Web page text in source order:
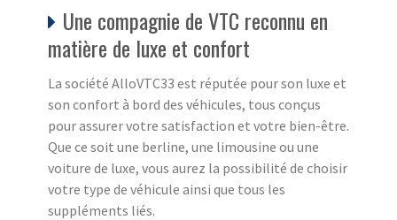
Une compagnie de VTC reconnu en
matière de luxe et confort
La société AlloVTC33 est réputée pour son luxe et
son confort à bord des véhicules, tous conçus
pour assurer votre satisfaction et votre bien-être.
Que ce soit une berline, une limousine ou une
voiture de luxe, vous aurez la possibilité de choisir
votre type de véhicule ainsi que tous les
suppléments liés.